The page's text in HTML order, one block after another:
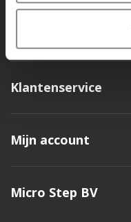
Klantenservice
Mijn account
Micro Step BV